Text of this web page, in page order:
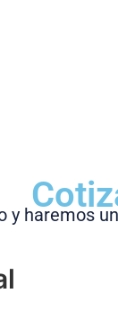
y haremos